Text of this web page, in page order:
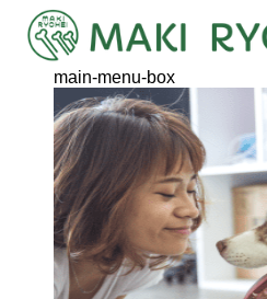
main-menu-box